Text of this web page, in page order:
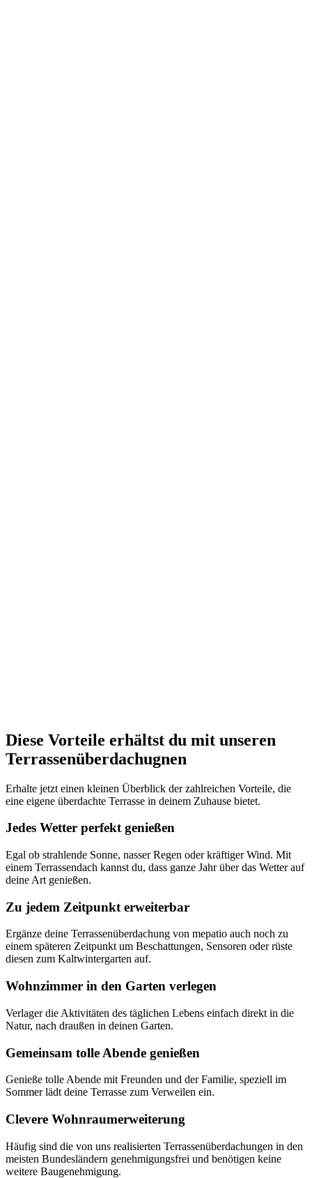
Diese Vorteile erhältst du mit unseren
Terrassenüberdachugnen
Erhalte jetzt einen kleinen Überblick der zahlreichen Vorteile, die
eine eigene überdachte Terrasse in deinem Zuhause bietet.
Jedes Wetter perfekt genießen
Egal ob strahlende Sonne, nasser Regen oder kräftiger Wind. Mit
einem Terrassendach kannst du, dass ganze Jahr über das Wetter auf
deine Art genießen.
Zu jedem Zeitpunkt erweiterbar
Ergänze deine Terrassenüberdachung von mepatio auch noch zu
einem späteren Zeitpunkt um Beschattungen, Sensoren oder rüste
diesen zum Kaltwintergarten auf.
Wohnzimmer in den Garten verlegen
Verlager die Aktivitäten des täglichen Lebens einfach direkt in die
Natur, nach draußen in deinen Garten.
Gemeinsam tolle Abende genießen
Genieße tolle Abende mit Freunden und der Familie, speziell im
Sommer lädt deine Terrasse zum Verweilen ein.
Clevere Wohnraumerweiterung
Häufig sind die von uns realisierten Terrassenüberdachungen in den
meisten Bundesländern genehmigungsfrei und benötigen keine
weitere Baugenehmigung.